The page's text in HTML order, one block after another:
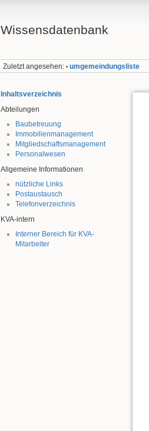
Wissensdatenbank
Zuletzt angesehen: • umgemeindungsliste
Inhaltsverzeichnis
Abteilungen
Baubetreuung
Immobilienmanagement
Mitgliedschaftsmanagement
Personalwesen
Allgemeine Informationen
nützliche Links
Postaustausch
Telefonverzeichnis
KVA-intern
Interner Bereich für KVA-
Mitarbeiter